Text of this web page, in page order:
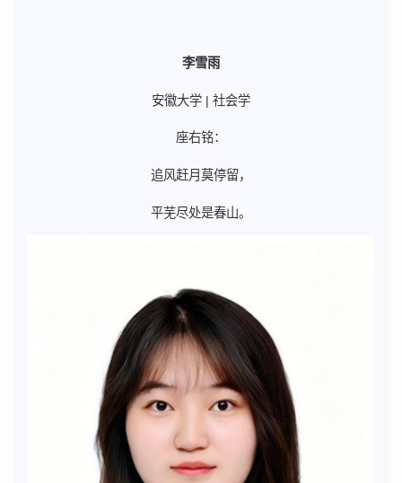
李雪雨
安徽大学 | 社会学
座右铭：
追风赶月莫停留，
平芜尽处是春山。